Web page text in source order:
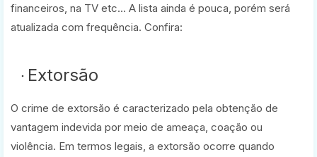
financeiros, na TV etc... A lista ainda é pouca, porém será
atualizada com frequência. Confira:
Extorsão
O crime de extorsão é caracterizado pela obtenção de
vantagem indevida por meio de ameaça, coação ou
violência. Em termos legais, a extorsão ocorre quando